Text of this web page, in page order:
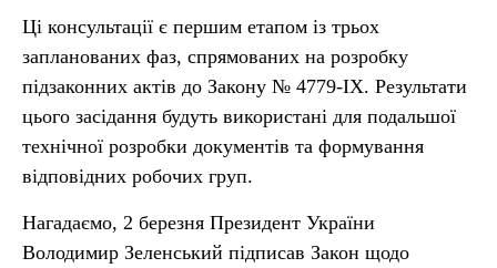
Ці консультації є першим етапом із трьох
запланованих фаз, спрямованих на розробку
підзаконних актів до Закону № 4779-IX. Результати
цього засідання будуть використані для подальшої
технічної розробки документів та формування
відповідних робочих груп.
Нагадаємо, 2 березня Президент України
Володимир Зеленський підписав Закон щодо